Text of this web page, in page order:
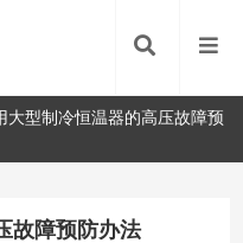
大型制冷恒温器的高压故障预
故障预防办法